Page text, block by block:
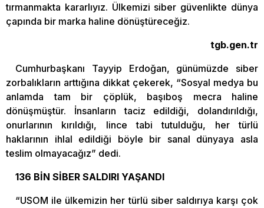
tırmanmakta kararlıyız. Ülkemizi siber güvenlikte dünya
çapında bir marka haline dönüştüreceğiz.
tgb.gen.tr
Cumhurbaşkanı Tayyip Erdoğan, günümüzde siber
zorbalıkların arttığına dikkat çekerek, “Sosyal medya bu
anlamda tam bir çöplük, başıboş mecra haline
dönüşmüştür. İnsanların taciz edildiği, dolandırıldığı,
onurlarının kırıldığı, lince tabi tutulduğu, her türlü
haklarının ihlal edildiği böyle bir sanal dünyaya asla
teslim olmayacağız” dedi.
136 BİN SİBER SALDIRI YAŞANDI
“USOM ile ülkemizin her türlü siber saldırıya karşı çok